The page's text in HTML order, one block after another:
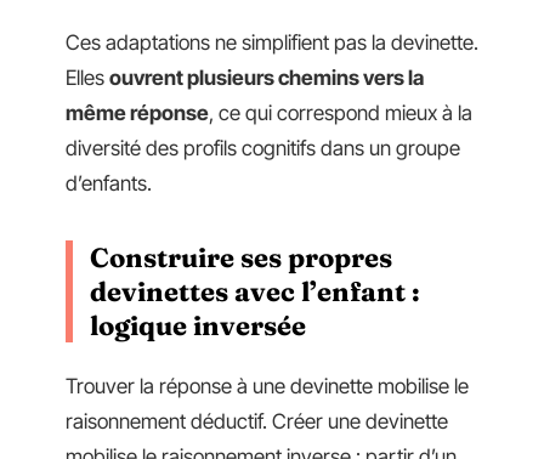
Ces adaptations ne simplifient pas la devinette.
Elles ouvrent plusieurs chemins vers la
même réponse, ce qui correspond mieux à la
diversité des profils cognitifs dans un groupe
d’enfants.
Construire ses propres
devinettes avec l’enfant :
logique inversée
Trouver la réponse à une devinette mobilise le
raisonnement déductif. Créer une devinette